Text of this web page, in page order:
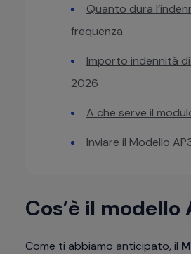
Quanto dura
frequenza
Importo indennità
2026
A che serve il
Inviare il Modello
Cos’è il modello
Come ti abbiamo anticipato, il